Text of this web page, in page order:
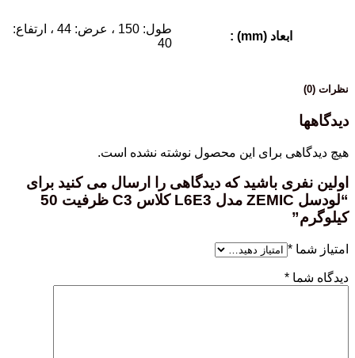
ابعاد (mm) :
طول: 150 ، عرض: 44 ، ارتفاع:
40
نظرات (0)
دیدگاهها
هیچ دیدگاهی برای این محصول نوشته نشده است.
اولین نفری باشید که دیدگاهی را ارسال می کنید برای
“لودسل ZEMIC مدل L6E3 کلاس C3 ظرفیت 50
کیلوگرم”
امتیاز شما *
دیدگاه شما *